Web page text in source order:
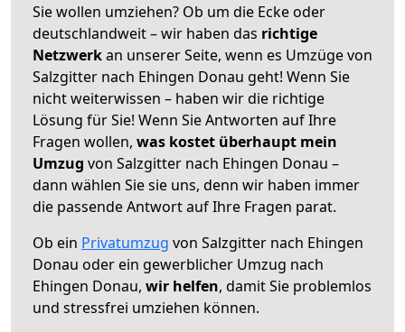
Sie wollen umziehen? Ob um die Ecke oder
deutschlandweit – wir haben das richtige
Netzwerkan unserer Seite, wenn es Umzüge von
Salzgitter nach Ehingen Donau geht! Wenn Sie
nicht weiterwissen – haben wir die richtige
Lösung für Sie! Wenn Sie Antworten auf Ihre
Fragen wollen, was kostet überhaupt mein
Umzug von Salzgitter nach Ehingen Donau –
dann wählen Sie sie uns, denn wir haben immer
die passende Antwort auf Ihre Fragen parat.
Ob ein Privatumzug von Salzgitter nach Ehingen
Donau oder ein gewerblicher Umzug nach
Ehingen Donau, wir helfen, damit Sie problemlos
und stressfrei umziehen können.